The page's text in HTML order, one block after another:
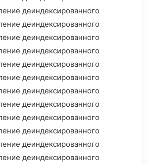
деиндексированного
деиндексированного
деиндексированного
деиндексированного
деиндексированного
деиндексированного
деиндексированного
деиндексированного
деиндексированного
деиндексированного
деиндексированного
деиндексированного